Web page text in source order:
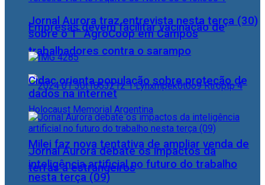
Empresas devem facilitar vacinação de
trabalhadores contra o sarampo
Milei faz nova tentativa de ampliar venda de
terras a estrangeiros
Jornal Aurora traz entrevista nesta terça (30)
sobre o 1° AgroCoop em Campos
Cidac orienta população sobre proteção de
dados na internet
Jornal Aurora debate os impactos da
inteligência artificial no futuro do trabalho
nesta terça (09)